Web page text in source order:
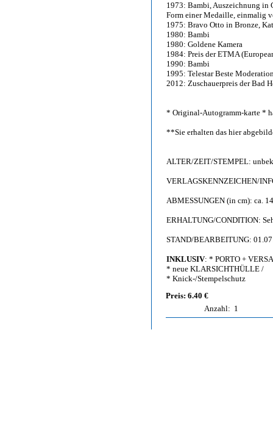
1973: Bambi, Auszeichnung in
Form einer Medaille, einmalig
1975: Bravo Otto in Bronze,
1980: Bambi
1980: Goldene Kamera
1984: Preis der ETMA
1990: Bambi
1995: Telestar Beste
2012: Zuschauerpreis der Bad
* Original-Autogramm-karte *
**Sie erhalten das hier
ALTER/ZEIT/STEMPEL:
VERLAGSKENNZEICHEN/
ABMESSUNGEN (in cm): ca.
ERHALTUNG/CONDITION:
STAND/BEARBEITUNG:
INKLUSIV: * PORTO +
* neue KLARSICHTHÜLLE /
* Knick-/Stempelschutz
Preis: 6.40 €
Anzahl: 1